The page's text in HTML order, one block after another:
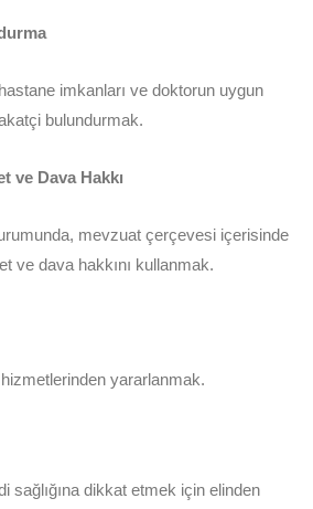
imkanları ve doktorun uygun
bulundurmak.
ve Dava Hakkı
mevzuat çerçevesi içerisinde
ve dava hakkını kullanmak.
yararlanmak.
sağlığına dikkat etmek için elinden